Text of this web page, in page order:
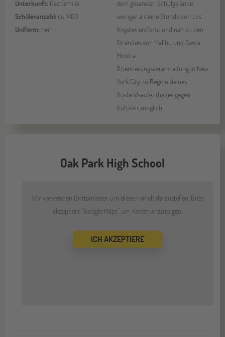
Unterkunft: Gastfamilie
Schüleranzahl: ca. 1400
Uniform: nein
dem gesamten Schulgelände,
weniger als eine Stunde von Los
Angeles entfernt und nah zu den
Stränden von Malibu und Santa
Monica,
Orientierungsveranstaltung in New
York City zu Beginn deines
Auslandsaufenthaltes gegen
Aufpreis möglich
Oak Park High School
Wir verwenden Drittanbieter, um diesen Inhalt darzustellen. Bitte
akzeptiere "Google Maps", um Karten anzuzeigen.
ICH AKZEPTIERE